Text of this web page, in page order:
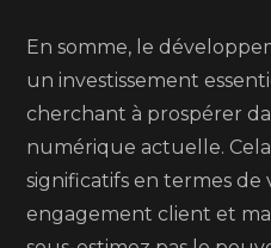
En somme, le
un investissement
cherchant à prospérer
numérique actuelle.
significatifs en termes de
engagement client et